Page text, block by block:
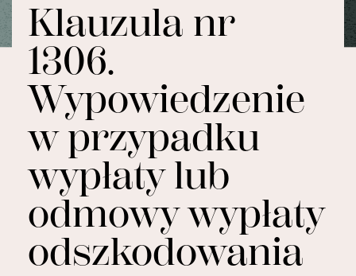
Klauzula nr
1306.
Wypowiedzenie
w przypadku
wypłaty lub
odmowy wypłaty
odszkodowania